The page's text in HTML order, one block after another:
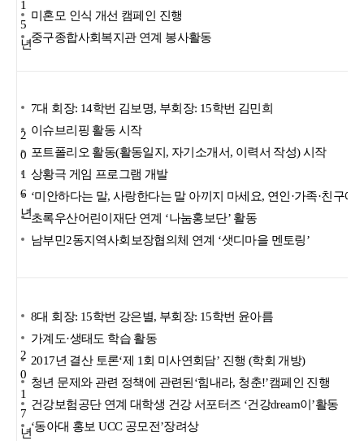
1
5
년
미혼모 인식 개선 캠페인 진행
중구종합사회복지관 연계 봉사활동
2
0
1
6
년
7대 회장: 14학번 김보명, 부회장: 15학번 김민희
이슈브리핑 활동 시작
포트폴리오 활동(활동일지, 자기소개서, 이력서 작성) 시작
상황극 게임 프로그램 개발
‘미안하다는 말, 사랑한다는 말 아끼지 마세요, 연인·가족·친구에
초록우산어린이재단 연계 ‘나눔홍보단’ 활동
남부민2동지역사회보장협의체 연계 ‘샛디마을 멘토링’
2
0
1
7
년
8대 회장: 15학번 강은별, 부회장: 15학번 윤아름
가계도·생태도 학습 활동
2017년 결산 토론‘제 1회 미사연회담’ 진행 (학회 개방)
청년 문제와 관련 정책에 관련된‘힘내라, 청춘!’캠페인 진행
건강보험공단 연계 대학생 건강 서포터즈 ‘건강dream이’활동
‘동아대 홍보 UCC 공모전’장려상